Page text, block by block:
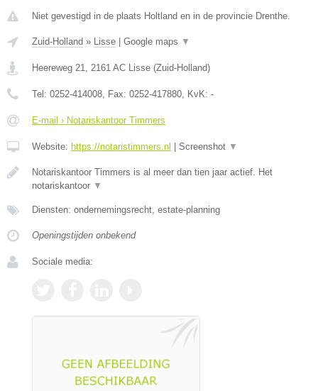
Niet gevestigd in de plaats Holtland en in de provincie Drenthe.
Zuid-Holland » Lisse Google maps ▼
Heereweg 21, 2161 AC Lisse (Zuid-Holland)
Tel: 0252-414008, Fax: 0252-417880, KvK: -
E-mail › Notariskantoor Timmers
Website: https://notaristimmers.nl Screenshot ▼
Notariskantoor Timmers is al meer dan tien jaar actief. Het
notariskantoor ▼
Diensten: ondernemingsrecht, estate-planning
Openingstijden onbekend
Sociale media: